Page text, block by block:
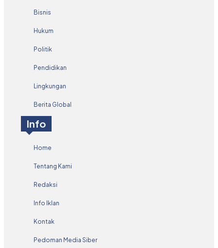
Bisnis
Hukum
Politik
Pendidikan
Lingkungan
Berita Global
Info
Home
Tentang Kami
Redaksi
Info Iklan
Kontak
Pedoman Media Siber